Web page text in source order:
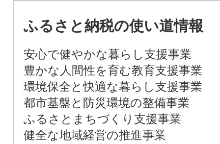
ふるさと納税の使い道情報
安心で健やかな暮らし支援事業
豊かな人間性を育む教育支援事業
環境保全と快適な暮らし支援事業
都市基盤と防災環境の整備事業
ふるさとまちづくり支援事業
健全な地域経営の推進事業